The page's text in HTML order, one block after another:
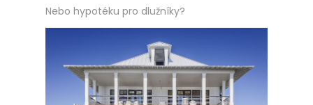
Nebo hypotéku pro dlužníky?